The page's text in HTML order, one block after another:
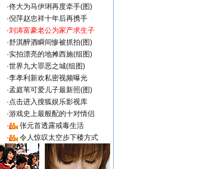
·佟大为马伊琍再度牵手(图)
·倪萍赵忠祥十年后再携手
·刘涛富豪老公为家产求生子
·舒淇醉酒瞬间惨被抓拍(图)
·实拍漂亮的地摊西施(组图)
·世界九大罪恶之城(组图)
·李孝利新欢私密视频曝光
·孟庭苇可爱儿子最新照(图)
·点击进入搜狐娱乐影视库
·游戏史上最般配的十对情侣
·
张元首透露戒毒生活
· 令人惊叹太空步下楼方式